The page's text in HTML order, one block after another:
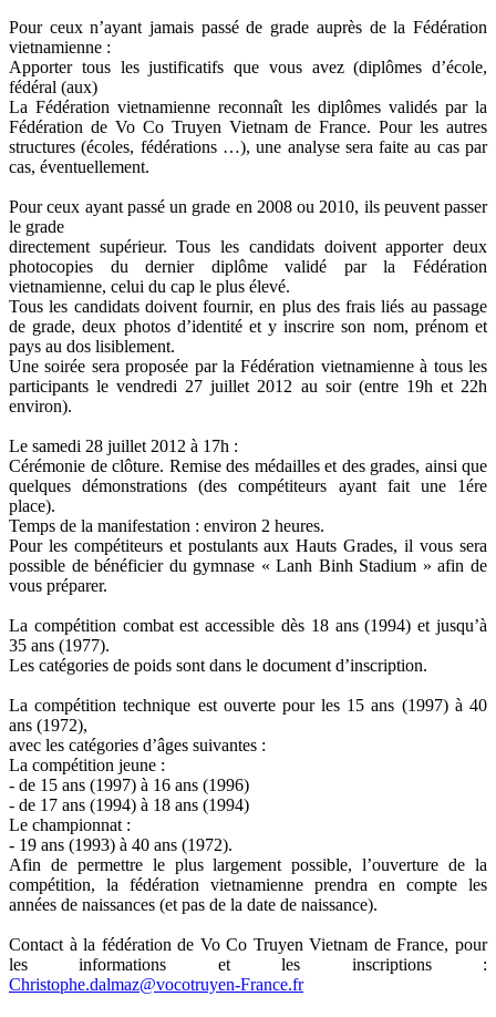
Pour ceux n’ayant jamais passé de grade auprès de la Fédération
vietnamienne :
Apporter tous les justificatifs que vous avez (diplômes d’école,
fédéral (aux)
La Fédération vietnamienne reconnaît les diplômes validés par la
Fédération de Vo Co Truyen Vietnam de France. Pour les autres
structures (écoles, fédérations …), une analyse sera faite au cas par
cas, éventuellement.
Pour ceux ayant passé un grade en 2008 ou 2010, ils peuvent passer
le grade
directement supérieur. Tous les candidats doivent apporter deux
photocopies du dernier diplôme validé par la Fédération
vietnamienne, celui du cap le plus élevé.
Tous les candidats doivent fournir, en plus des frais liés au passage
de grade, deux photos d’identité et y inscrire son nom, prénom et
pays au dos lisiblement.
Une soirée sera proposée par la Fédération vietnamienne à tous les
participants le vendredi 27 juillet 2012 au soir (entre 19h et 22h
environ).
Le samedi 28 juillet 2012 à 17h :
Cérémonie de clôture. Remise des médailles et des grades, ainsi que
quelques démonstrations (des compétiteurs ayant fait une 1ére
place).
Temps de la manifestation : environ 2 heures.
Pour les compétiteurs et postulants aux Hauts Grades, il vous sera
possible de bénéficier du gymnase « Lanh Binh Stadium » afin de
vous préparer.
La compétition combat est accessible dès 18 ans (1994) et jusqu’à
35 ans (1977).
Les catégories de poids sont dans le document d’inscription.
La compétition technique est ouverte pour les 15 ans (1997) à 40
ans (1972),
avec les catégories d’âges suivantes :
La compétition jeune :
- de 15 ans (1997) à 16 ans (1996)
- de 17 ans (1994) à 18 ans (1994)
Le championnat :
- 19 ans (1993) à 40 ans (1972).
Afin de permettre le plus largement possible, l’ouverture de la
compétition, la fédération vietnamienne prendra en compte les
années de naissances (et pas de la date de naissance).
Contact à la fédération de Vo Co Truyen Vietnam de France, pour
les informations et les inscriptions :
Christophe.dalmaz@vocotruyen-France.fr